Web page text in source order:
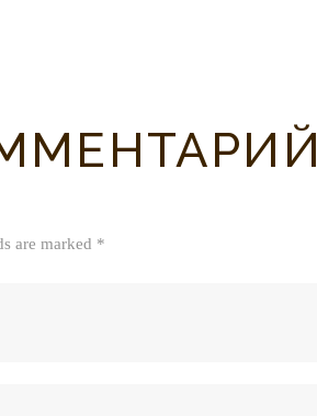
are marked *